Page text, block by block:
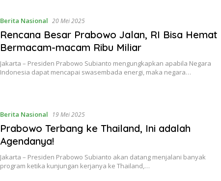
Berita Nasional 20 Mei 2025
Rencana Besar Prabowo Jalan, RI Bisa Hemat
Bermacam-macam Ribu Miliar
Jakarta – Presiden Prabowo Subianto mengungkapkan apabila Negara
Indonesia dapat mencapai swasembada energi, maka negara…
Berita Nasional 19 Mei 2025
Prabowo Terbang ke Thailand, Ini adalah
Agendanya!
Jakarta – Presiden Prabowo Subianto akan datang menjalani banyak
program ketika kunjungan kerjanya ke Thailand,…